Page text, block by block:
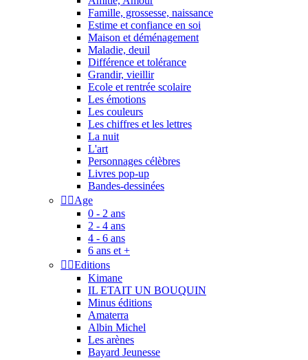
Famille, grossesse, naissance
Estime et confiance en soi
Maison et déménagement
Maladie, deuil
Différence et tolérance
Grandir, vieillir
Ecole et rentrée scolaire
Les émotions
Les couleurs
Les chiffres et les lettres
La nuit
L'art
Personnages célèbres
Livres pop-up
Bandes-dessinées
 Age
0 - 2 ans
2 - 4 ans
4 - 6 ans
6 ans et +
 Editions
Kimane
IL ETAIT UN BOUQUIN
Minus éditions
Amaterra
Albin Michel
Les arènes
Bayard Jeunesse